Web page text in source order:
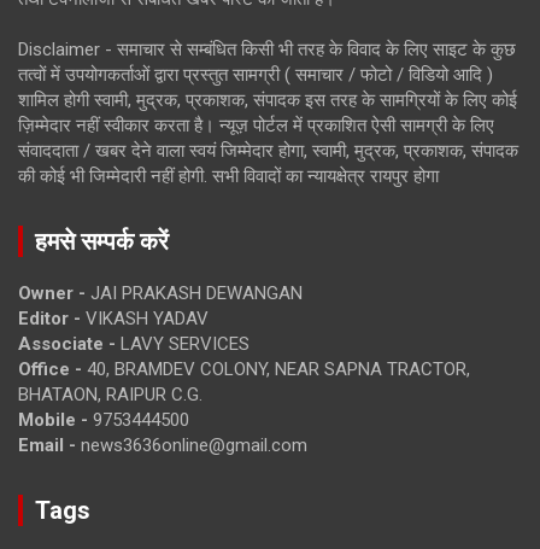
Disclaimer - समाचार से सम्बंधित किसी भी तरह के विवाद के लिए साइट के कुछ
तत्वों में उपयोगकर्ताओं द्वारा प्रस्तुत सामग्री ( समाचार / फोटो / विडियो आदि )
शामिल होगी स्वामी, मुद्रक, प्रकाशक, संपादक इस तरह के सामग्रियों के लिए कोई
ज़िम्मेदार नहीं स्वीकार करता है। न्यूज़ पोर्टल में प्रकाशित ऐसी सामग्री के लिए
संवाददाता / खबर देने वाला स्वयं जिम्मेदार होगा, स्वामी, मुद्रक, प्रकाशक, संपादक
की कोई भी जिम्मेदारी नहीं होगी. सभी विवादों का न्यायक्षेत्र रायपुर होगा
हमसे सम्पर्क करें
Owner - JAI PRAKASH DEWANGAN
Editor - VIKASH YADAV
Associate - LAVY SERVICES
Office - 40, BRAMDEV COLONY, NEAR SAPNA TRACTOR,
BHATAON, RAIPUR C.G.
Mobile - 9753444500
Email - news3636online@gmail.com
Tags